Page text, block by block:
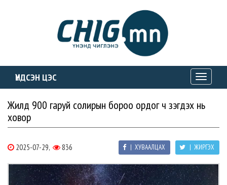
ҮНДСЭН ЦЭС
Toggle
Жилд 900 гаруй солирын бороо ордог ч үзэгдэх нь
ховор
2025-07-29, 836 | ЖИРГЭХ
| ХУВААЛЦАХ